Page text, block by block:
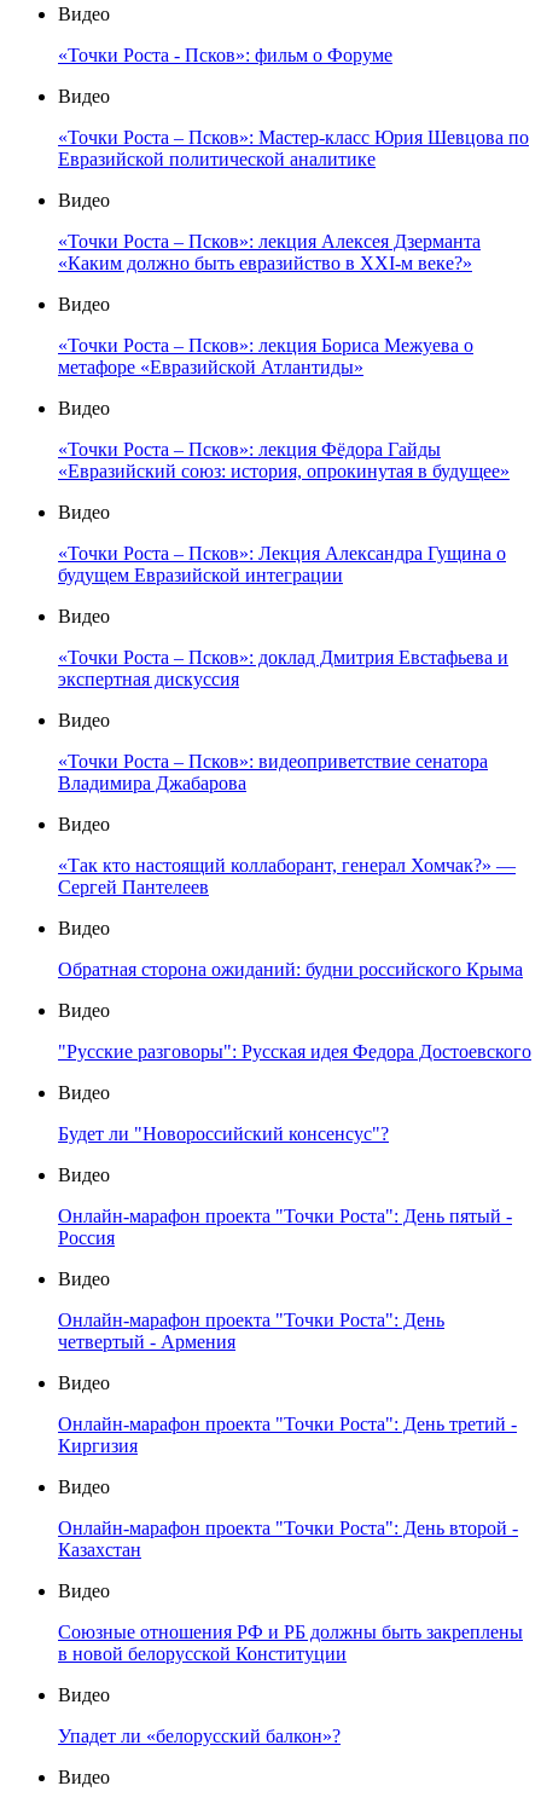
Видео
«Точки Роста - Псков»: фильм о Форуме
Видео
«Точки Роста – Псков»: Мастер-класс Юрия Шевцова по
Евразийской политической аналитике
Видео
«Точки Роста – Псков»: лекция Алексея Дзерманта
«Каким должно быть евразийство в XXI-м веке?»
Видео
«Точки Роста – Псков»: лекция Бориса Межуева о
метафоре «Евразийской Атлантиды»
Видео
«Точки Роста – Псков»: лекция Фёдора Гайды
«Евразийский союз: история, опрокинутая в будущее»
Видео
«Точки Роста – Псков»: Лекция Александра Гущина о
будущем Евразийской интеграции
Видео
«Точки Роста – Псков»: доклад Дмитрия Евстафьева и
экспертная дискуссия
Видео
«Точки Роста – Псков»: видеоприветствие сенатора
Владимира Джабарова
Видео
«Так кто настоящий коллаборант, генерал Хомчак?» —
Сергей Пантелеев
Видео
Обратная сторона ожиданий: будни российского Крыма
Видео
"Русские разговоры": Русская идея Федора Достоевского
Видео
Будет ли "Новороссийский консенсус"?
Видео
Онлайн-марафон проекта "Точки Роста": День пятый -
Россия
Видео
Онлайн-марафон проекта "Точки Роста": День
четвертый - Армения
Видео
Онлайн-марафон проекта "Точки Роста": День третий -
Киргизия
Видео
Онлайн-марафон проекта "Точки Роста": День второй -
Казахстан
Видео
Союзные отношения РФ и РБ должны быть закреплены
в новой белорусской Конституции
Видео
Упадет ли «белорусский балкон»?
Видео